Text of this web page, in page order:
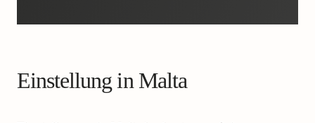
Einstellung in Malta